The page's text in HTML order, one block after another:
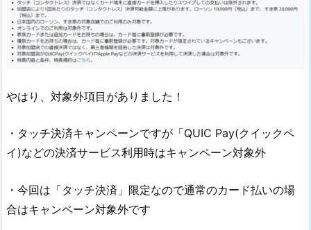
やはり、対象外項目がありました！
・タッチ決済キャンペーンですが「QUIC Pay(クイックペ
イ)などの決済サービス利用時はキャンペーン対象外
・今回は「タッチ決済」限定なので通常のカード払いの場
合はキャンペーン対象外です